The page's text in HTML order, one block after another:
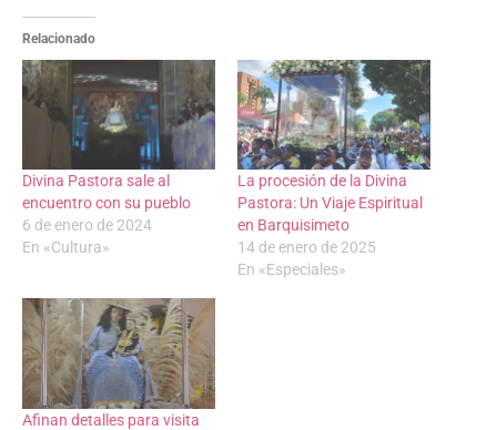
Relacionado
Divina Pastora sale al
encuentro con su pueblo
6 de enero de 2024
En «Cultura»
La procesión de la Divina
Pastora: Un Viaje Espiritual
en Barquisimeto
14 de enero de 2025
En «Especiales»
Afinan detalles para visita